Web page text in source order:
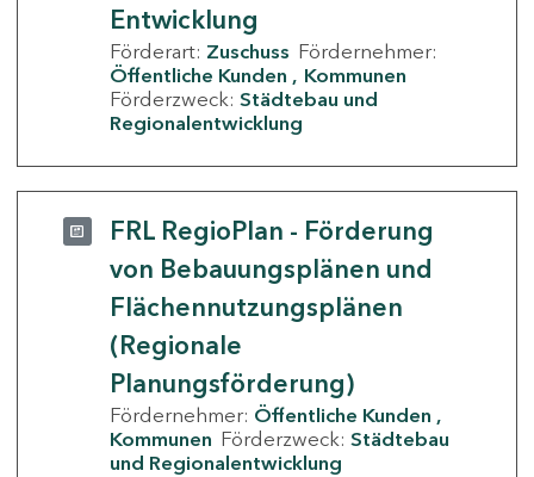
Entwicklung
Förderart: Zuschuss Fördernehmer:
Öffentliche Kunden
Kommunen
Förderzweck: Städtebau und
Regionalentwicklung
FRL RegioPlan - Förderung
von Bebauungsplänen und
Flächennutzungsplänen
(Regionale
Planungsförderung)
Fördernehmer: Öffentliche Kunden
Kommunen Förderzweck: Städtebau
und Regionalentwicklung